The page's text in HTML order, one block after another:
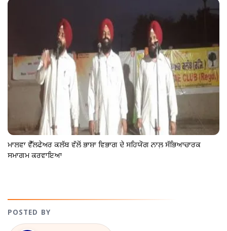
ਮਾਲਵਾ ਵੈੱਲਫੇਅਰ ਕਲੱਬ ਵੱਲੋਂ ਭਾਸ਼ਾ ਵਿਭਾਗ ਦੇ ਸਹਿਯੋਗ ਨਾਲ਼ ਸੱਭਿਆਚਾਰਕ
ਸਮਾਗਮ ਕਰਵਾਇਆ
POSTED BY